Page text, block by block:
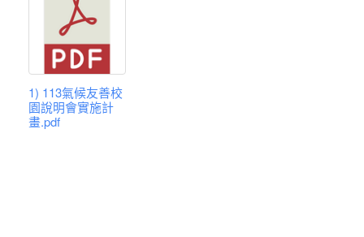
1) 113氣候友善校
園說明會實施計
畫.pdf